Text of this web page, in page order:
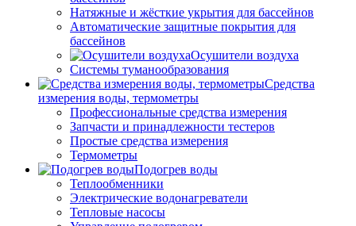
Натяжные и жёсткие укрытия для бассейнов
Автоматические защитные покрытия для
бассейнов
Осушители воздуха
Системы туманообразования
Средства
измерения воды, термометры
Профессиональные средства измерения
Запчасти и принадлежности тестеров
Простые средства измерения
Термометры
Подогрев воды
Теплообменники
Электрические водонагреватели
Тепловые насосы